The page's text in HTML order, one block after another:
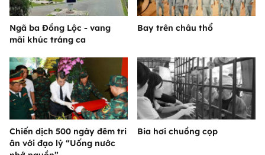
Ngã ba Đồng Lộc - vang
mãi khúc tráng ca
Bay trên châu thổ
Chiến dịch 500 ngày đêm tri
ân với đạo lý “Uống nước
Bia hơi chuồng cọp